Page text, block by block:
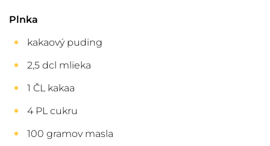
Plnka
kakaový puding
2,5 dcl mlieka
1 ČL kakaa
4 PL cukru
100 gramov masla